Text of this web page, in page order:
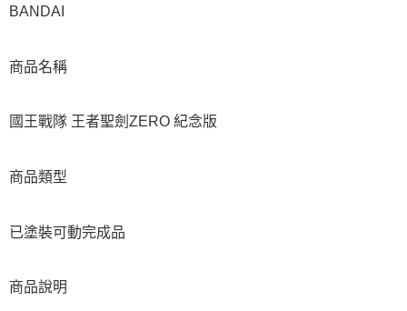
BANDAI
商品名稱
國王戰隊 王者聖劍ZERO 紀念版
商品類型
已塗裝可動完成品
商品說明